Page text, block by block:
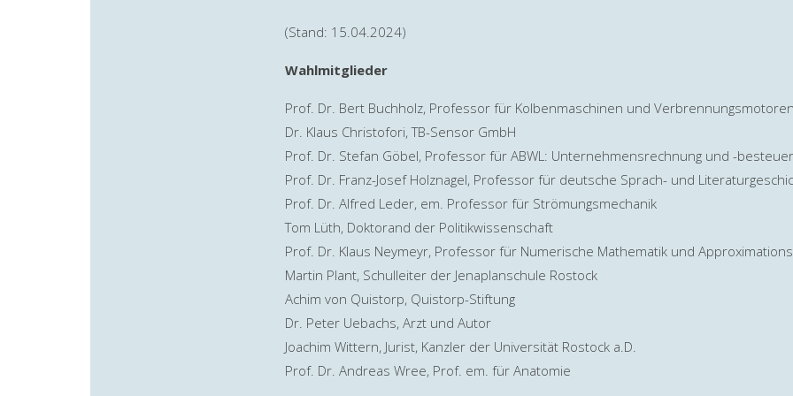
(Stand: 15.04.2024)
Wahlmitglieder
Prof. Dr. Bert Buchholz, Professor für Kolbenmaschinen und
Dr. Klaus Christofori, TB-Sensor GmbH
Prof. Dr. Stefan Göbel, Professor für ABWL: Unternehmensrechnung und -
Prof. Dr. Franz-Josef Holznagel, Professor für deutsche Sprach- und
Prof. Dr. Alfred Leder, em. Professor für Strömungsmechanik
Tom Lüth, Doktorand der Politikwissenschaft
Prof. Dr. Klaus Neymeyr, Professor für Numerische Mathematik und
Martin Plant, Schulleiter der Jenaplanschule Rostock
Achim von Quistorp, Quistorp-Stiftung
Dr. Peter Uebachs, Arzt und Autor
Joachim Wittern, Jurist, Kanzler der Universität Rostock a.D.
Prof. Dr. Andreas Wree, Prof. em. für Anatomie